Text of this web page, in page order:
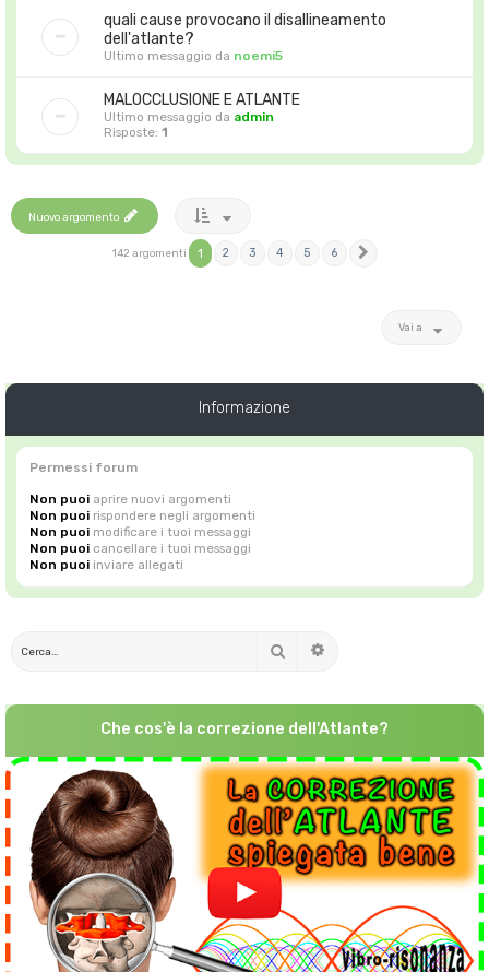
quali cause provocano il disallineamento
dell'atlante?
Ultimo messaggio da noemi5
MALOCCLUSIONE E ATLANTE
Ultimo messaggio da admin
Risposte: 1
Nuovo argomento
142 argomenti 1 2 3 4 5 6
Vai a
Informazione
Permessi forum
Non puoi aprire nuovi argomenti
Non puoi rispondere negli argomenti
Non puoi modificare i tuoi messaggi
Non puoi cancellare i tuoi messaggi
Non puoi inviare allegati
Cerca
Che cos'è la correzione dell'Atlante?